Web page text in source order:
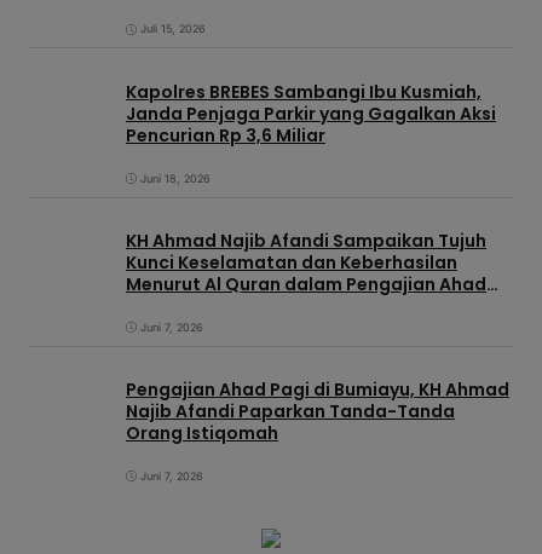
Juli 15, 2026
Kapolres BREBES Sambangi Ibu Kusmiah,
Janda Penjaga Parkir yang Gagalkan Aksi
Pencurian Rp 3,6 Miliar
Juni 18, 2026
KH Ahmad Najib Afandi Sampaikan Tujuh
Kunci Keselamatan dan Keberhasilan
Menurut Al Quran dalam Pengajian Ahad
Juni 7, 2026
Pengajian Ahad Pagi di Bumiayu, KH Ahmad
Najib Afandi Paparkan Tanda-Tanda
Orang Istiqomah
Juni 7, 2026